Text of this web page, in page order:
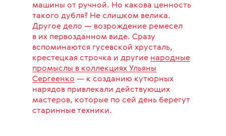
машины от ручной. Но какова ценность
такого дубля? Не слишком велика.
Другое дело — возрождение ремесел
в их первозданном виде. Сразу
вспоминаются гусевской хрусталь,
крестецкая строчка и другие народные
промыслы в коллекциях Ульяны
Сергеенко — к созданию кутюрных
нарядов привлекали действующих
мастеров, которые по сей день берегут
старинные техники.